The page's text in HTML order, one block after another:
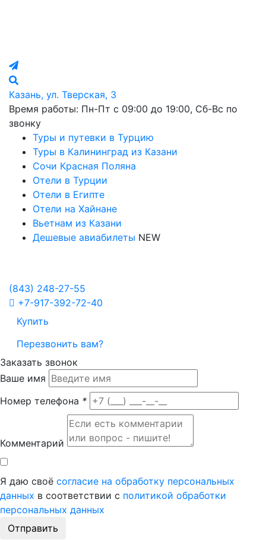
Казань, ул. Тверская, 3
Время работы: Пн-Пт с 09:00 до 19:00, Сб-Вс по
звонку
Туры и путевки в Турцию
Туры в Калининград из Казани
Сочи Красная Поляна
Отели в Турции
Отели в Египте
Отели на Хайнане
Вьетнам из Казани
Дешевые авиабилеты NEW
(843) 248-27-55
+7-917-392-72-40
Купить
Перезвонить вам?
Заказать звонок
Ваше имя
Номер телефона *
Комментарий
Я даю своё согласие на обработку персональных
данных в соответствии с политикой обработки
персональных данных
Отправить